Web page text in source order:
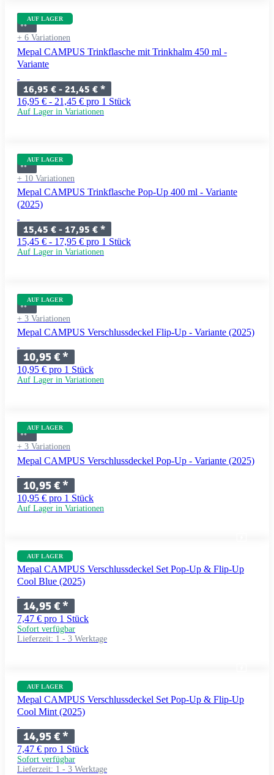
AUF LAGER
+ 6 Variationen
Mepal CAMPUS Trinkflasche mit Trinkhalm 450 ml -
Variante
16,95 € - 21,45 € *
16,95 € - 21,45 € pro 1 Stück
Auf Lager in Variationen
AUF LAGER
+ 10 Variationen
Mepal CAMPUS Trinkflasche Pop-Up 400 ml - Variante
(2025)
15,45 € - 17,95 € *
15,45 € - 17,95 € pro 1 Stück
Auf Lager in Variationen
AUF LAGER
+ 3 Variationen
Mepal CAMPUS Verschlussdeckel Flip-Up - Variante (2025)
10,95 €*
10,95 € pro 1 Stück
Auf Lager in Variationen
AUF LAGER
+ 3 Variationen
Mepal CAMPUS Verschlussdeckel Pop-Up - Variante (2025)
10,95 €*
10,95 € pro 1 Stück
Auf Lager in Variationen
AUF LAGER
Mepal CAMPUS Verschlussdeckel Set Pop-Up & Flip-Up
Cool Blue (2025)
14,95 €*
7,47 € pro 1 Stück
Sofort verfügbar
Lieferzeit: 1 - 3 Werktage
AUF LAGER
Mepal CAMPUS Verschlussdeckel Set Pop-Up & Flip-Up
Cool Mint (2025)
14,95 €*
7,47 € pro 1 Stück
Sofort verfügbar
Lieferzeit: 1 - 3 Werktage